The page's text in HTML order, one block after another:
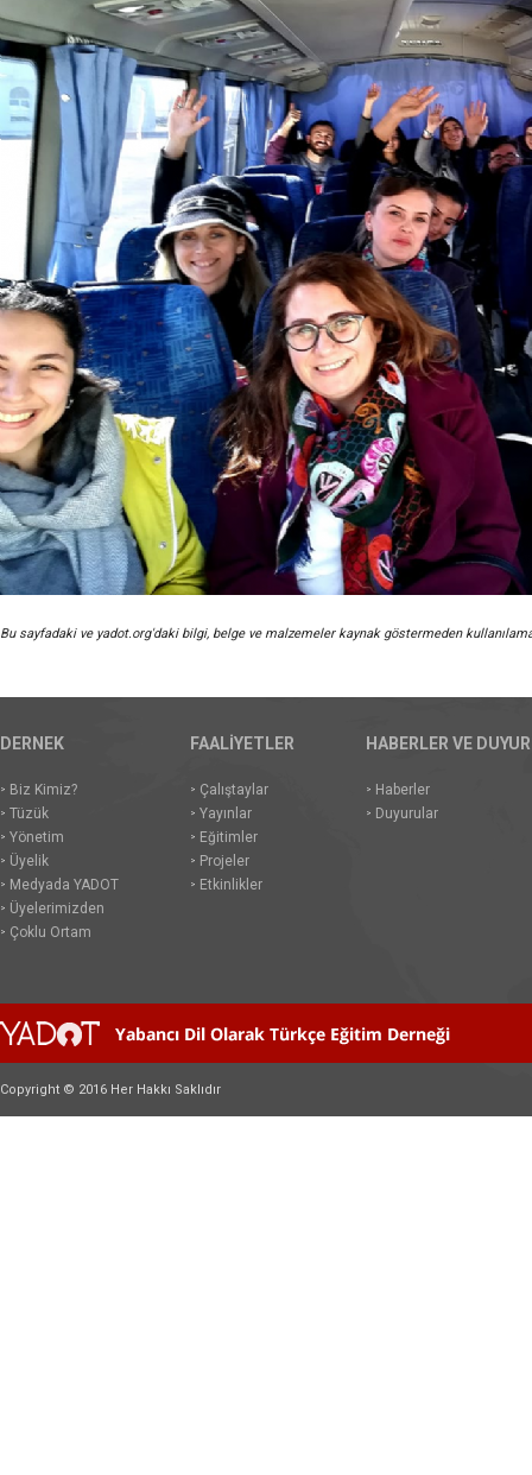
Bu sayfadaki ve yadot.org'daki bilgi, belge ve malzemeler kaynak göstermeden
DERNEK
Biz Kimiz?
Tüzük
Yönetim
Üyelik
Medyada YADOT
Üyelerimizden
Çoklu Ortam
FAALİYETLER
Çalıştaylar
Yayınlar
Eğitimler
Projeler
Etkinlikler
HABERLER VE
Haberler
Duyurular
Copyright © 2016 Her Hakkı Saklıdır